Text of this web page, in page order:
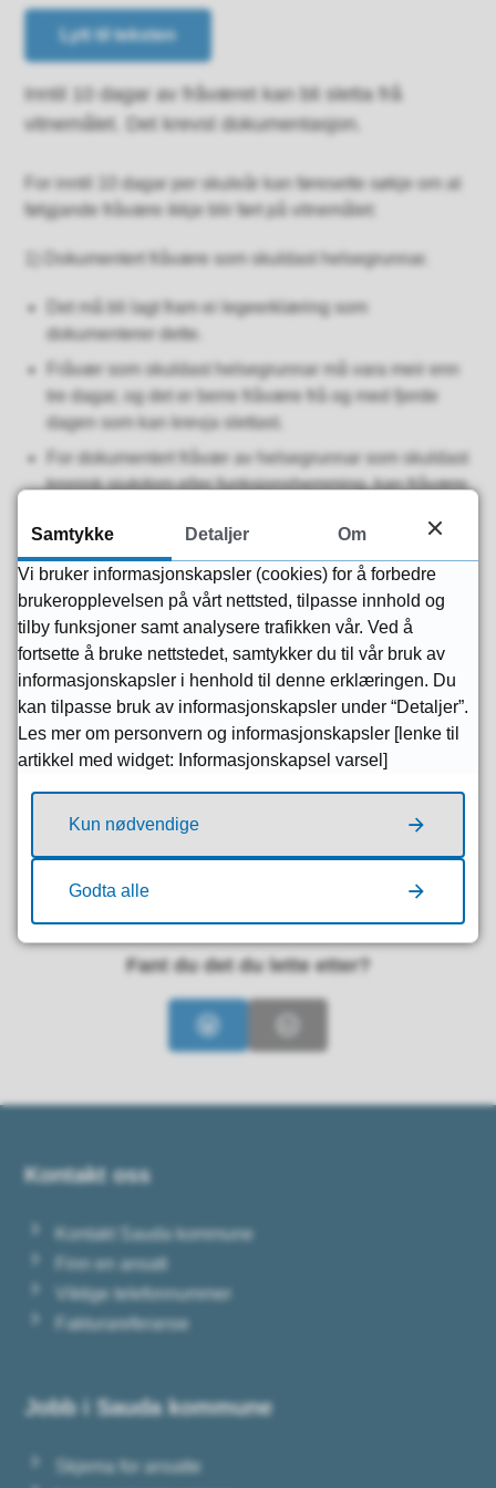
Lytt til teksten
Inntil 10 dagar av fråværet kan bli sletta frå
vitnemålet. Det krevst dokumentasjon.
For inntil 10 dagar per skuleår kan føresette søkje om at
følgjande fråvære ikkje blir ført på vitnemålet:
1) Dokumentert fråvære som skuldast helsegrunnar.
Det må bli lagt fram ei legeerklæring som
dokumenterer dette.
Fråvær som skuldast helsegrunnar må vara meir enn
tre dagar, og det er berre fråvære frå og med fjerde
dagen som kan krevja slettast.
For dokumentert fråvær av helsegrunnar som skuldast
kronisk sjukdom eller funksjonshemming, kan fråvære
2) Innvilga permisjon
Føresette må ta kontakt med skulen for å krevja dette.
Det skjer ikkje ved automatikk.
Publisert av Målfrid Selvik Årthun
Publisert 24.11.2024 19.12
Fant du det du lette etter?
Ja Nei
Kontakt oss
Kontakt Sauda kommune
Finn en ansatt
Viktige telefonnummer
Fakturareferanse
Jobb i Sauda kommune
Skjema for ansatte
Samtykke Detaljer Om
Vi bruker informasjonskapsler (cookies) for å forbedre
brukeropplevelsen på vårt nettsted, tilpasse innhold og
tilby funksjoner samt analysere trafikken vår. Ved å
fortsette å bruke nettstedet, samtykker du til vår bruk av
informasjonskapsler i henhold til denne erklæringen. Du
kan tilpasse bruk av informasjonskapsler under “Detaljer”.
Les mer om personvern og informasjonskapsler [lenke til
artikkel med widget: Informasjonskapsel varsel]
Kun nødvendige
Godta alle